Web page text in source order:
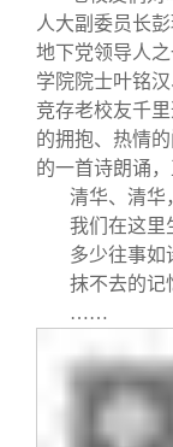
人大副委员长
地下党领导人
学院院士叶铭
竞存老校友千
的拥抱、热情
的一首诗朗诵
清华、清华
我们在这里
多少往事如
抹不去的记
……